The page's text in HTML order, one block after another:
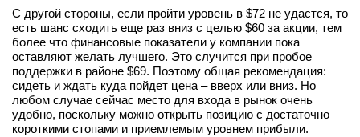
С другой стороны, если пройти уровень в $72 не удастся, то
есть шанс сходить еще раз вниз с целью $60 за акции, тем
более что финансовые показатели у компании пока
оставляют желать лучшего. Это случится при пробое
поддержки в районе $69. Поэтому общая рекомендация:
сидеть и ждать куда пойдет цена – вверх или вниз. Но
любом случае сейчас место для входа в рынок очень
удобно, поскольку можно открыть позицию с достаточно
короткими стопами и приемлемым уровнем прибыли.